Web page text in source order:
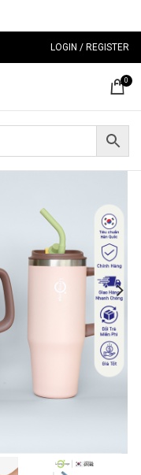
LOGIN / REGISTER
0